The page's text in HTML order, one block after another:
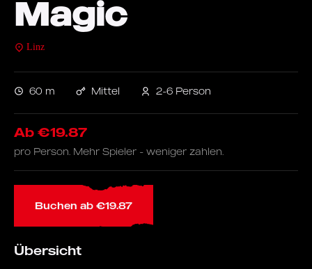
Magic
Linz
60 m Mittel 2-6 Person
Ab €19.87
pro Person. Mehr Spieler - weniger zahlen.
Buchen ab €19.87
Übersicht